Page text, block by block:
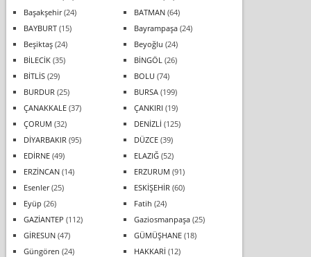
Başakşehir(24) BATMAN(64)
BAYBURT(15) Bayrampaşa(24)
Beşiktaş(24) Beyoğlu (24)
BİLECİK(35) BİNGÖL (26)
BİTLİS(29) BOLU (74)
BURDUR (25) BURSA(199)
ÇANAKKALE(37) ÇANKIRI (19)
ÇORUM (32) DENİZLİ (125)
DİYARBAKIR (95) DÜZCE(39)
EDİRNE(49) ELAZIĞ(52)
ERZİNCAN(14) ERZURUM (91)
Esenler(25) ESKİŞEHİR (60)
Eyüp (26) Fatih (24)
GAZİANTEP (112) Gaziosmanpaşa(25)
GİRESUN(47) GÜMÜŞHANE(18)
Güngören (24) HAKKARİ (12)